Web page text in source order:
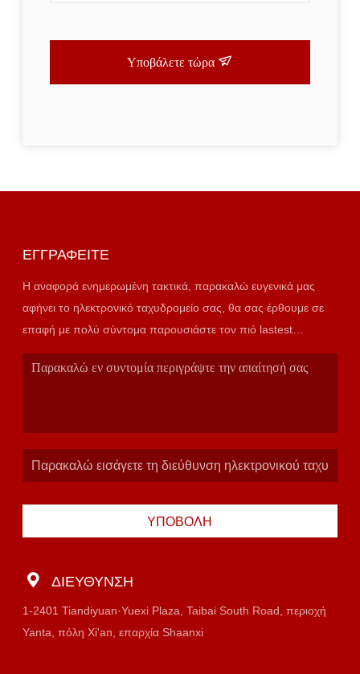
Υποβάλετε τώρα
ΕΓΓΡΑΦΕΊΤΕ
Η αναφορά ενημερωμένη τακτικά, παρακαλώ ευγενικά μας
αφήνει το ηλεκτρονικό ταχυδρομείο σας, θα σας έρθουμε σε
επαφή με πολύ σύντομα παρουσιάστε τον πιό lastest
κατάλογο.
ΥΠΟΒΟΛΉ
ΔΙΕΎΘΥΝΣΗ
1-2401 Tiandiyuan·Yuexi Plaza, Taibai South Road, περιοχή
Yanta, πόλη Xi'an, επαρχία Shaanxi